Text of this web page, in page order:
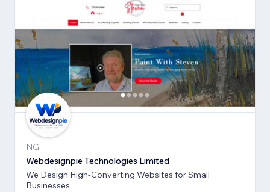
NG
Webdesignpie Technologies Limited
We Design High-Converting Websites for Small
Businesses.